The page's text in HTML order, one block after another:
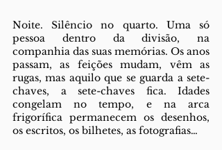
Noite. Silêncio no quarto. Uma só
pessoa dentro da divisão, na
companhia das suas memórias. Os anos
passam, as feições mudam, vêm as
rugas, mas aquilo que se guarda a sete-
chaves, a sete-chaves fica. Idades
congelam no tempo, e na arca
frigorífica permanecem os desenhos,
os escritos, os bilhetes, as fotografias…